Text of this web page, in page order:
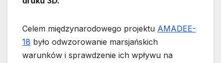
Celem międzynarodowego projektu AMADEE-
18 było odwzorowanie marsjańskich
warunków i sprawdzenie ich wpływu na